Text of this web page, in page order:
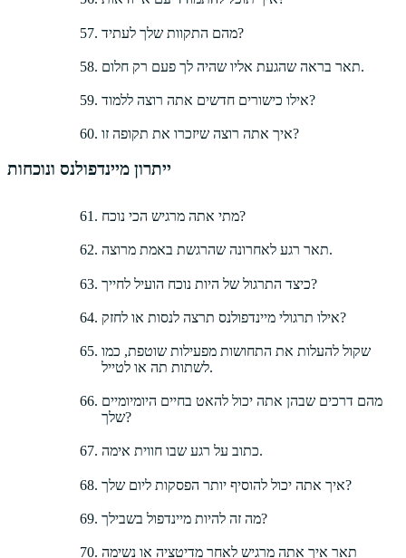
מהם התקוות שלך לעתיד?
תאר בראה שהגעת אליו שהיה לך פעם רק חלום.
אילו כישורים חדשים אתה רוצה ללמוד?
איך אתה רוצה שיזכרו את תקופה זו?
ייתרון מיינדפולנס ונוכחות
מתי אתה מרגיש הכי נוכח?
תאר רגע לאחרונה שהרגשת באמת מרוצה.
כיצד התרגול של היות נוכח הועיל לחייך?
אילו תרגולי מיינדפולנס תרצה לנסות או לחזק?
שקול להעלות את התחושות מפעילות שוטפת, כמו
לשתות תה או לטייל.
מהם דרכים שבהן אתה יכול להאט בחיים היומיומיים
שלך?
כתוב על רגע שבו חווית אימה.
איך אתה יכול להוסיף יותר הפסקות ליום שלך?
מה זה להיות מיינדפול בשבילך?
תאר איך אתה מרגיש לאחר מדיטציה או נשימה